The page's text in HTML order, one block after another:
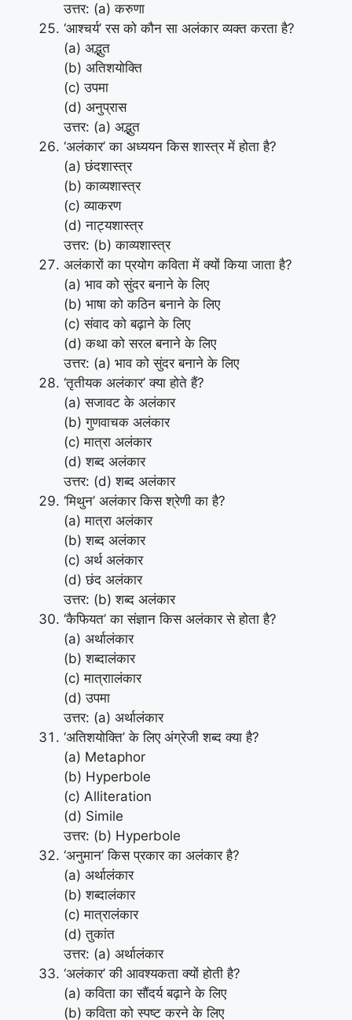
उत्तर: (a) करुणा
‘आश्चर्य’ रस को कौन सा अलंकार व्यक्त करता है?
(a) अद्भुत
(b) अतिशयोक्ति
(c) उपमा
(d) अनुप्रास
उत्तर: (a) अद्भुत
‘अलंकार’ का अध्ययन किस शास्त्र में होता है?
(a) छंदशास्त्र
(b) काव्यशास्त्र
(c) व्याकरण
(d) नाट्यशास्त्र
उत्तर: (b) काव्यशास्त्र
अलंकारों का प्रयोग कविता में क्यों किया जाता है?
(a) भाव को सुंदर बनाने के लिए
(b) भाषा को कठिन बनाने के लिए
(c) संवाद को बढ़ाने के लिए
(d) कथा को सरल बनाने के लिए
उत्तर: (a) भाव को सुंदर बनाने के लिए
‘तृतीयक अलंकार’ क्या होते हैं?
(a) सजावट के अलंकार
(b) गुणवाचक अलंकार
(c) मात्रा अलंकार
(d) शब्द अलंकार
उत्तर: (d) शब्द अलंकार
‘मिथुन’ अलंकार किस श्रेणी का है?
(a) मात्रा अलंकार
(b) शब्द अलंकार
(c) अर्थ अलंकार
(d) छंद अलंकार
उत्तर: (b) शब्द अलंकार
‘कैफियत’ का संज्ञान किस अलंकार से होता है?
(a) अर्थालंकार
(b) शब्दालंकार
(c) मात्राालंकार
(d) उपमा
उत्तर: (a) अर्थालंकार
‘अतिशयोक्ति’ के लिए अंग्रेजी शब्द क्या है?
(a) Metaphor
(b) Hyperbole
(c) Alliteration
(d) Simile
उत्तर: (b) Hyperbole
‘अनुमान’ किस प्रकार का अलंकार है?
(a) अर्थालंकार
(b) शब्दालंकार
(c) मात्रालंकार
(d) तुकांत
उत्तर: (a) अर्थालंकार
‘अलंकार’ की आवश्यकता क्यों होती है?
(a) कविता का सौंदर्य बढ़ाने के लिए
(b) कविता को स्पष्ट करने के लिए